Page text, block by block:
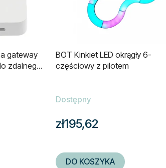
gateway
zdalnego
BOT Kinkiet LED okrągły 6-
częściowy z pilotem
Dostępny
zł195,62
DO KOSZYKA